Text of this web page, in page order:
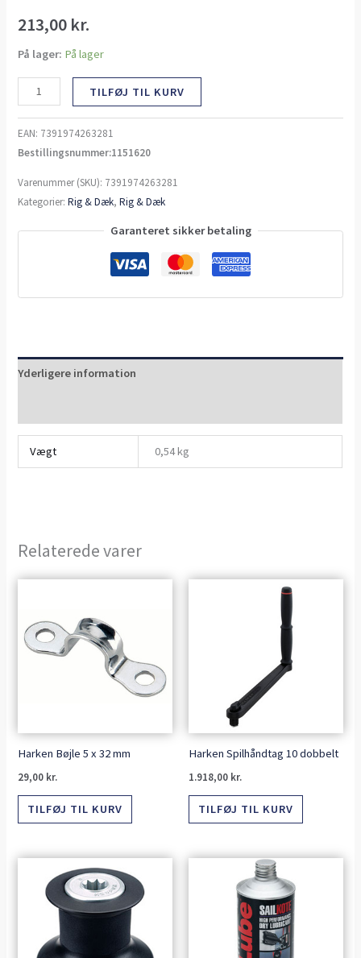
213,00 kr.
På lager: På lager
TILFØJ TIL KURV
EAN: 7391974263281
Bestillingsnummer:1151620
Varenummer (SKU): 7391974263281
Kategorier:Rig & Dæk,Rig & Dæk
Garanteret sikker betaling
Yderligere information
Vægt 0,54 kg
Relaterede varer
Harken Bøjle 5 x 32 mm
29,00 kr.
TILFØJ TIL KURV
Harken Spilhåndtag 10 dobbelt
1.918,00 kr.
TILFØJ TIL KURV